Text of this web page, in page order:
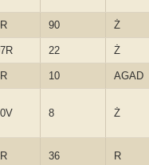
90 Ż
22 Ż
10 AGAD
8 Ż
36 R